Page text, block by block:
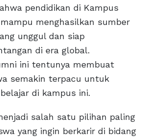
pendidikan di Kampus
mampu menghasilkan sumber
unggul dan siap
di era global.
ini tentunya membuat
semakin terpacu untuk
di kampus ini.
salah satu pilihan paling
yang ingin berkarir di bidang